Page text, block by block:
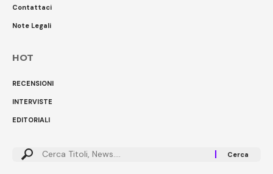
Contattaci
Note Legali
HOT
RECENSIONI
INTERVISTE
EDITORIALI
Cerca: